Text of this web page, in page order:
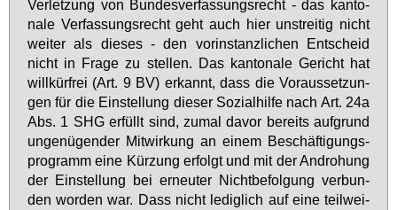
Ver­let­zung von Bun­des­ver­fas­sungs­recht - das kan­to­
na­le Ver­fas­sungs­recht geht auch hier un­strei­tig nicht
wei­ter als die­ses - den vor­in­stanz­li­chen Ent­scheid
nicht in Fra­ge zu stel­len. Das kan­to­na­le Ge­richt hat
will­kürfrei (Art. 9 BV) er­kannt, dass die Vor­aus­set­zun­
gen für die Ein­stel­lung die­ser So­zi­al­hil­fe nach Art. 24a
Abs. 1 SHG er­füllt sind, zu­mal da­vor be­reits auf­grund
un­ge­nü­gen­der Mit­wir­kung an ei­nem Be­schäf­ti­gungs­
pro­gramm ei­ne Kür­zung er­folgt und mit der An­dro­hung
der Ein­stel­lung bei er­neu­ter Nicht­be­fol­gung ver­bun­
den wor­den war. Dass nicht le­dig­lich auf ei­ne teil­wei­